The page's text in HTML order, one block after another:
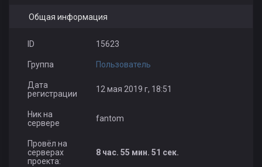
Общая информация
ID 15623
Группа Пользователь
Дата
регистрации
12 мая 2019 г, 18:51
Ник на
сервере
fantom
Провёл на
серверах
проекта:
8 час. 55 мин. 51 сек.